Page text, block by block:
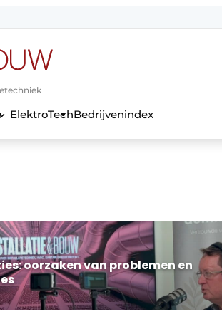
ElektroTechBedrijvenindex
oorzaken van problemen en